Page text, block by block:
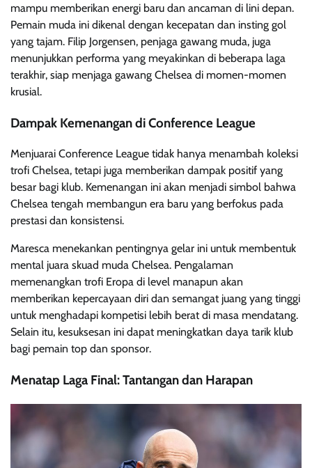
mampu memberikan energi baru dan ancaman di lini depan.
Pemain muda ini dikenal dengan kecepatan dan insting gol
yang tajam. Filip Jorgensen, penjaga gawang muda, juga
menunjukkan performa yang meyakinkan di beberapa laga
terakhir, siap menjaga gawang Chelsea di momen-momen
krusial.
Dampak Kemenangan di Conference League
Menjuarai Conference League tidak hanya menambah koleksi
trofi Chelsea, tetapi juga memberikan dampak positif yang
besar bagi klub. Kemenangan ini akan menjadi simbol bahwa
Chelsea tengah membangun era baru yang berfokus pada
prestasi dan konsistensi.
Maresca menekankan pentingnya gelar ini untuk membentuk
mental juara skuad muda Chelsea. Pengalaman
memenangkan trofi Eropa di level manapun akan
memberikan kepercayaan diri dan semangat juang yang tinggi
untuk menghadapi kompetisi lebih berat di masa mendatang.
Selain itu, kesuksesan ini dapat meningkatkan daya tarik klub
bagi pemain top dan sponsor.
Menatap Laga Final: Tantangan dan Harapan